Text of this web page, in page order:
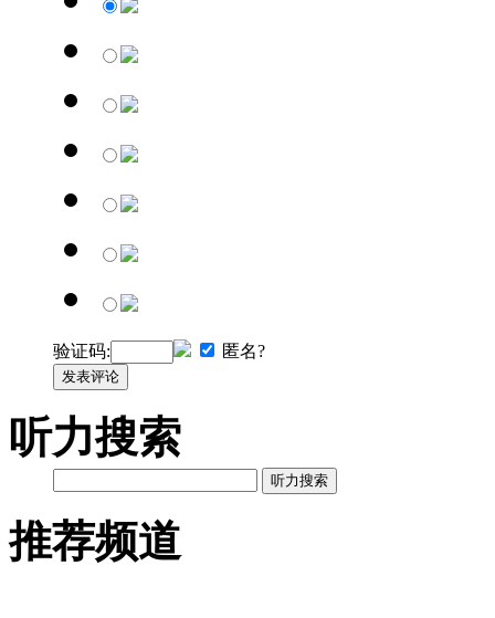
验证码: 匿名?
发表评论
听力搜索
听力搜索
推荐频道